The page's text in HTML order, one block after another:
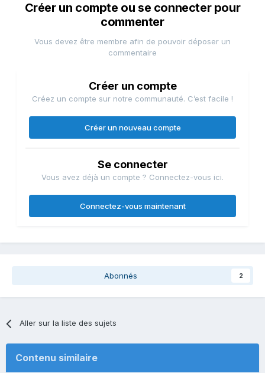
Créer un compte ou se connecter pour
commenter
Vous devez être membre afin de pouvoir déposer un
commentaire
Créer un compte
Créez un compte sur notre communauté. C’est facile !
Créer un nouveau compte
Se connecter
Vous avez déjà un compte ? Connectez-vous ici.
Connectez-vous maintenant
Abonnés 2
Aller sur la liste des sujets
Contenu similaire